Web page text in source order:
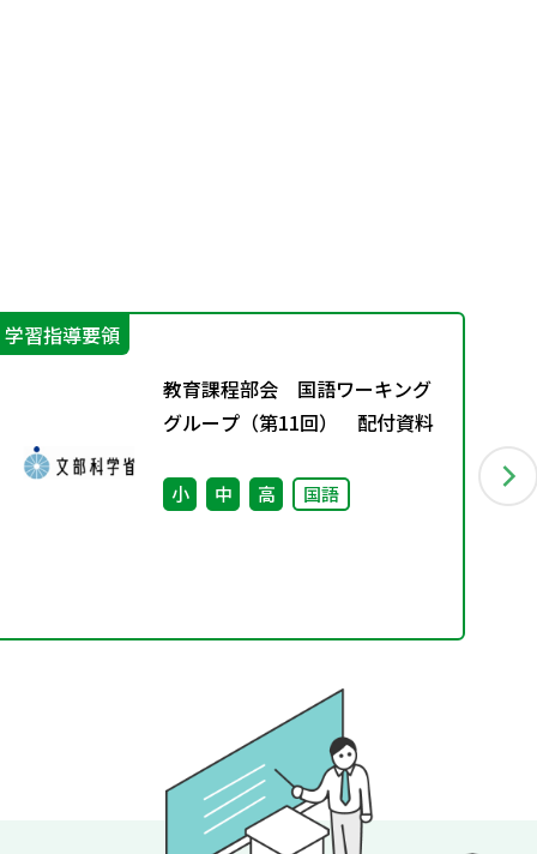
学習指導要領
教育課程部会 国語ワーキング
グループ（第11回） 配付資料
小 中 高 国語